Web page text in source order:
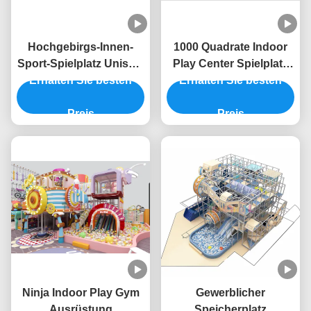
Hochgebirgs-Innen-
Sport-Spielplatz Unisex-
Innen-Abenteuer-
Erhalten Sie besten
Preis
1000 Quadrate Indoor
Play Center Spielplatz
High Kinder Indoor
Erhalten Sie besten
Preis
Ninja Indoor Play Gym
Gewerblicher